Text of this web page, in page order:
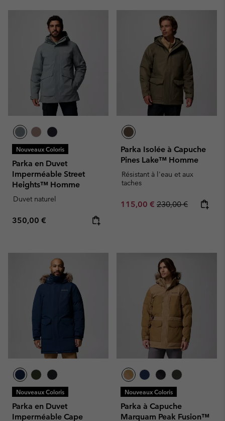
Nouveaux Coloris
Parka en Duvet
Imperméable Street
Heights™ Homme
Duvet naturel
Regular price:
350,00 €
Parka Isolée à Capuche
Pines Lake™ Homme
Résistant à l'eau et aux
taches
Sale price:
115,00 € Regular price:
230,00 €
Nouveaux Coloris
Parka en Duvet
Imperméable Cape
Nouveaux Coloris
Parka à Capuche
Marquam Peak Fusion™